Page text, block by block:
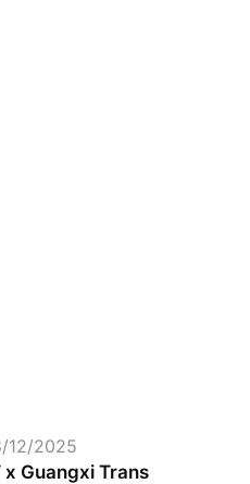
12/2025
x Guangxi Trans